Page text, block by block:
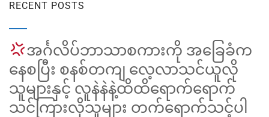
RECENT POSTS
အင်္ဂလိပ်ဘာသာစကားကို အခြေခံက
နေစပြီး စနစ်တကျ လေ့လာသင်ယူလို
သူများနှင့် လူနဲနဲနဲ့ထိထိရောက်ရောက်
သင်ကြားလိုသူများ တက်ရောက်သင့်ပါ